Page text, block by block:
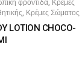
ΚΑΛΆΘΙ
φροντίδα, Κρέμες
, Κρέμες Σώματος
LOTION CHOCO-